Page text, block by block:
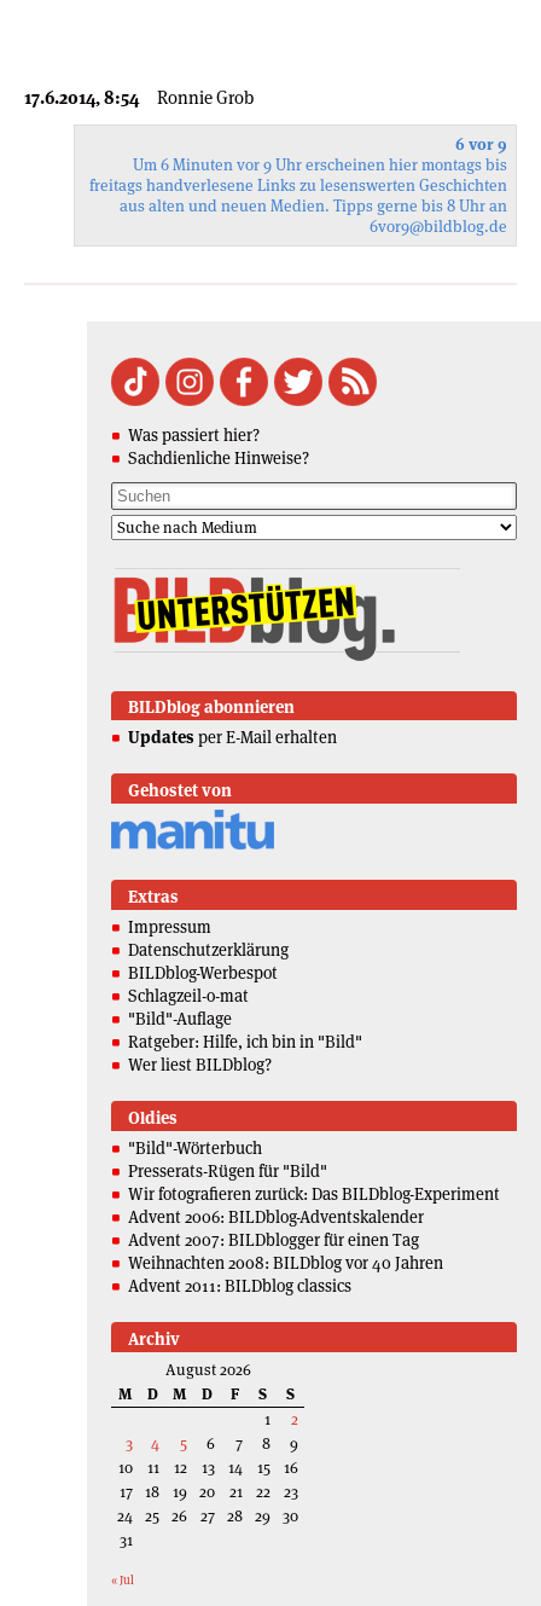
17.6.2014, 8:54 Ronnie Grob
6 vor 9
Um 6 Minuten vor 9 Uhr erscheinen hier montags bis
freitags handverlesene Links zu lesenswerten Geschichten
aus alten und neuen Medien. Tipps gerne bis 8 Uhr an
6vor9@bildblog.de
Was passiert hier?
Sachdienliche Hinweise?
BILDblog abonnieren
Updates per E-Mail erhalten
Gehostet von
Extras
Impressum
Datenschutzerklärung
BILDblog-Werbespot
Schlagzeil-o-mat
"Bild"-Auflage
Ratgeber: Hilfe, ich bin in "Bild"
Wer liest BILDblog?
Oldies
"Bild"-Wörterbuch
Presserats-Rügen für "Bild"
Wir fotografieren zurück: Das BILDblog-Experiment
Advent 2006: BILDblog-Adventskalender
Advent 2007: BILDblogger für einen Tag
Weihnachten 2008: BILDblog vor 40 Jahren
Advent 2011: BILDblog classics
Archiv
August 2026
M
D M D F S
S
1
2
3
4 5 6 7 8
9
10
11 12 13 14 15
16
17 18 19 20 21 22
23
24 25 26 27 28 29 30
31
« Jul